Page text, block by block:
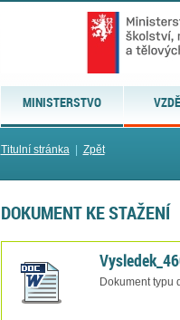
MINISTERSTVO
Titulní stránka| Zpět
DOKUMENT KE STAŽENÍ
Dokument typu